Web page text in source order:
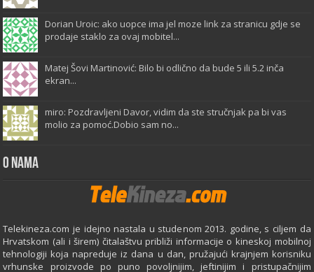
Dorian Uroic: ako uopce ima jel moze link za stranicu gdje se
prodaje staklo za ovaj mobitel...
Matej Šovi Martinović: Bilo bi odlično da bude 5 ili 5.2 inča
ekran...
miro: Pozdravljeni Davor, vidim da ste stručnjak pa bi vas
molio za pomoć.Dobio sam no...
O Nama
Telekineza.com je idejno nastala u studenom 2013. godine, s ciljem da
Hrvatskom (ali i širem) čitalaštvu približi informacije o kineskoj mobilnoj
tehnologiji koja napreduje iz dana u dan, pružajući krajnjem korisniku
vrhunske proizvode po puno povoljnijim, jeftinijim i pristupačnijim